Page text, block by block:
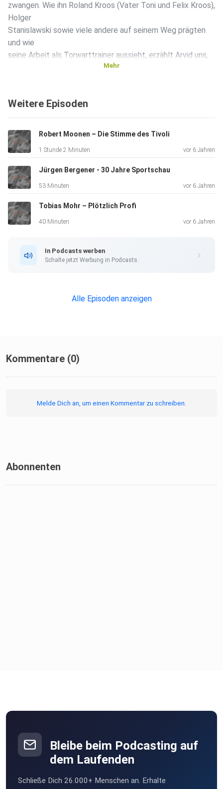
zwangen. Wie ihn Roland Kroos (Vater Toni und Felix Kroos),
Holger
Stanislawski sowie viele andere auf seinem Weg prägten
und wie
seine Arbeit als Torwarttrainer aussieht, erzählt Arvid uns,
unserem Gast coach_arvid
Mehr
Weitere Episoden
Robert Moonen – Die Stimme des Tivoli
1 Stunde 2 Minuten vor 6 Jahren
Jürgen Bergener - 30 Jahre Sportschau
53 Minuten vor 6 Jahren
Tobias Mohr – Plötzlich Profi
40 Minuten vor 6 Jahren
In Podcasts werben
Schalte jetzt Werbung in Podcasts.
Alle Episoden anzeigen
Kommentare (0)
Melde Dich an, um einen Kommentar zu schreiben.
Abonnenten
Bleibe beim Podcasting auf
dem Laufenden
Schließe Dich 26.000+ Menschen an. Erhalte